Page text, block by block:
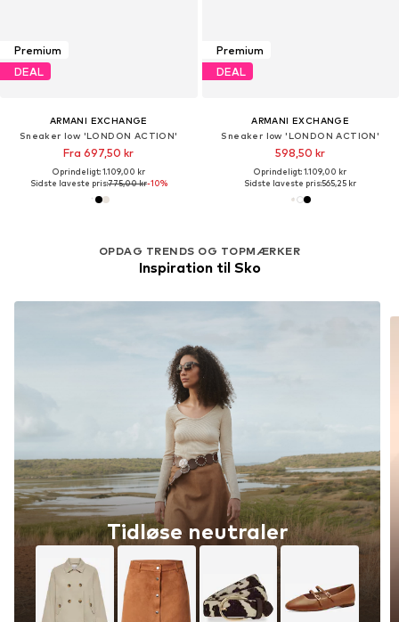
Premium
DEAL
ARMANI EXCHANGE
Sneaker low 'LONDON ACTION'
Fra 697,50 kr
Oprindeligt: 1.109,00 kr
Sidste laveste pris:775,00 kr-10%
Premium
DEAL
ARMANI EXCHANGE
Sneaker low 'LONDON ACTION'
598,50 kr
Oprindeligt: 1.109,00 kr
Sidste laveste pris:565,25 kr
OPDAG TRENDS OG TOPMÆRKER
Inspiration til Sko
Tidløse neutraler